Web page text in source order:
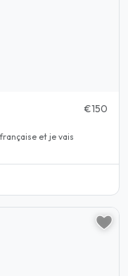
€150
et je vais